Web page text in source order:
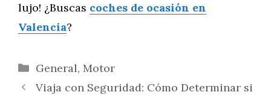
lujo! ¿Buscas coches de ocasión en
Valencia?
Categorías
General, Motor
Viaja con Seguridad: Cómo Determinar si